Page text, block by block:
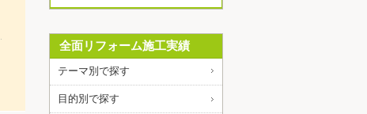
全面リフォーム施工実績
テーマ別で探す
目的別で探す